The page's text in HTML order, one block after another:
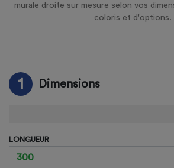
murale droite sur mesure selon vos
coloris et d'options.
1 Dimensions
LONGUEUR